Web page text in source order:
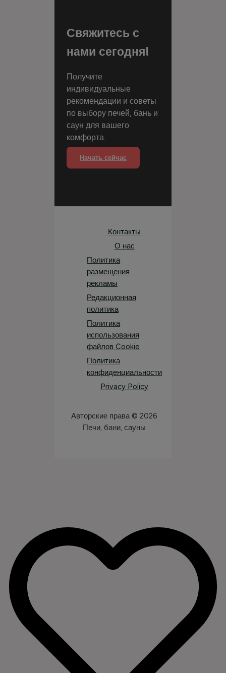
Свяжитесь с
нами сегодня!
Получите
индивидуальные
рекомендации и советы
по выбору печей, бань и
саун для вашего
комфорта.
Начать сейчас
Контакты
О нас
Политика
размещения
рекламы
Редакционная
политика
Политика
использования
файлов Cookie
Политика
конфиденциальности
Privacy Policy
Авторские права © 2026
Печи, бани, сауны